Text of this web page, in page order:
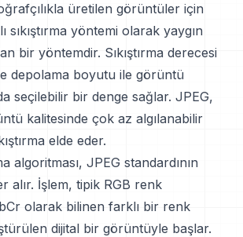
üretilen görüntüler için
sıkıştırma yöntemi olarak yaygın
bir yöntemdir. Sıkıştırma derecesi
depolama boyutu ile görüntü
seçilebilir bir denge sağlar. JPEG,
kalitesinde çok az algılanabilir
elde eder.
algoritması, JPEG standardının
alır. İşlem, tipik RGB renk
olarak bilinen farklı bir renk
dijital bir görüntüyle başlar.